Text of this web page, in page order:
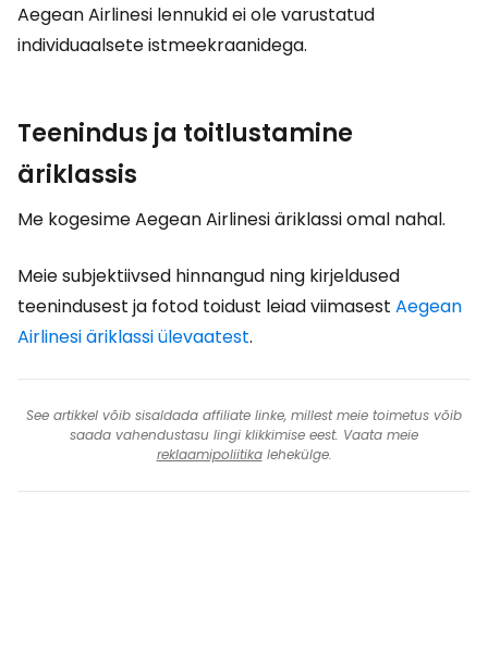
Aegean Airlinesi lennukid ei ole varustatud
individuaalsete istmeekraanidega.
Teenindus ja toitlustamine
äriklassis
Me kogesime Aegean Airlinesi äriklassi omal nahal.
Meie subjektiivsed hinnangud ning kirjeldused
teenindusest ja fotod toidust leiad viimasest Aegean
Airlinesi äriklassi ülevaatest.
See artikkel võib sisaldada affiliate linke, millest meie toimetus võib
saada vahendustasu lingi klikkimise eest. Vaata meie
reklaamipoliitikalehekülge.